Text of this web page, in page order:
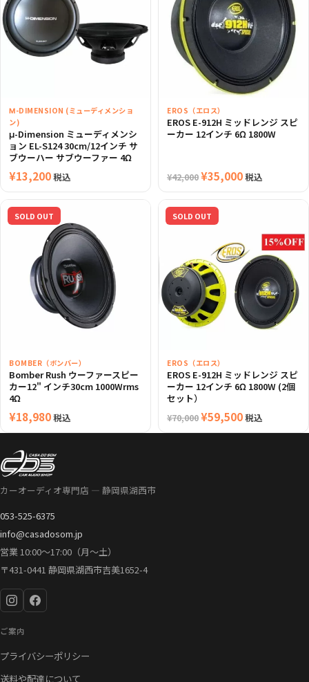
Μ-DIMENSION (ミューディメンショ
ン)
μ-Dimension ミューディメンシ
ョン EL-S124 30cm/12インチ サ
ブウーハー サブウーファー 4Ω
¥13,200税込
EROS（エロス）
EROS E-912H ミッドレンジ スピ
ーカー 12インチ 6Ω 1800W
¥42,000元
価
格
¥42,000
で
し
た。
¥35,000現
格
は
¥35,000
で
す。
税込
SOLD OUT
BOMBER（ボンバー）
Bomber Rush ウーファースピー
カー12" インチ30cm 1000Wrms
4Ω
¥18,980税込
SOLD OUT
EROS（エロス）
EROS E-912H ミッドレンジ スピ
ーカー 12インチ 6Ω 1800W (2個
セット）
¥70,000元
の
¥59,500現
在
税込
カーオーディオ専門店 — 静岡県湖西市
053-525-6375
info@casadosom.jp
営業 10:00〜17:00（月〜土）
〒431-0441 静岡県湖西市吉美1652-4
ご案内
プライバシーポリシー
送料や配達について